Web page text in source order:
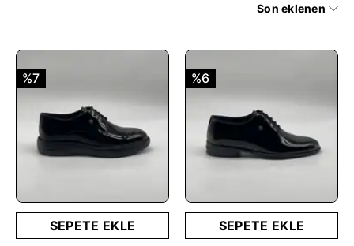
Son eklenen
%7
SEPETE EKLE
%6
SEPETE EKLE